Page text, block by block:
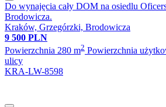
Do wynajęcia cały DOM na osiedlu
Brodowicza.
Kraków, Grzegórzki, Brodowicza
9 500 PLN
Powierzchnia 280 m2 Powierzchnia
ulicy
KRA-LW-8598